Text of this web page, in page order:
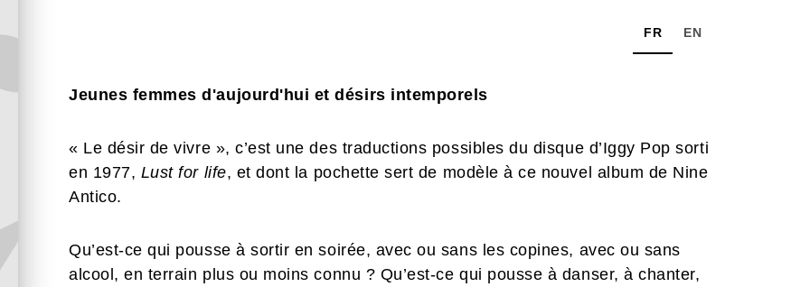
FR EN
Jeunes femmes d'aujourd'hui et désirs intemporels
« Le désir de vivre », c’est une des traductions possibles du disque d’Iggy Pop sorti
en 1977, Lust for life, et dont la pochette sert de modèle à ce nouvel album de Nine
Antico.
Qu’est-ce qui pousse à sortir en soirée, avec ou sans les copines, avec ou sans
alcool, en terrain plus ou moins connu ? Qu’est-ce qui pousse à danser, à chanter,